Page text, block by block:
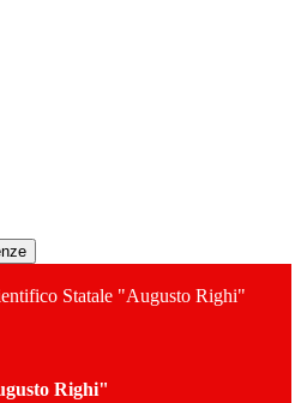
Statale "Augusto Righi"
Righi"